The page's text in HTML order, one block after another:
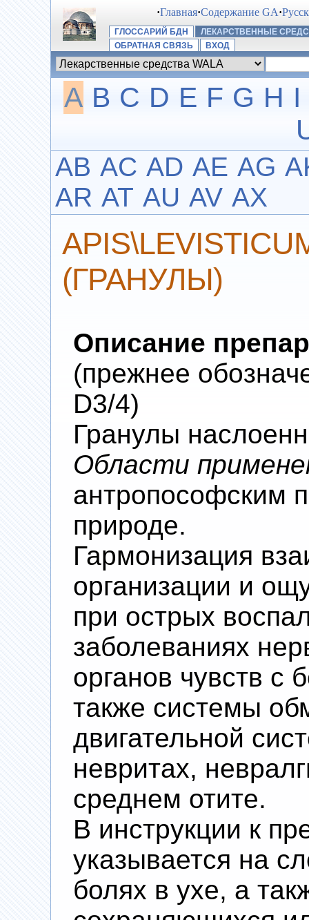
·Главная·Содержание GA·
ГЛОССАРИЙ БДН
ЛЕКАРСТВЕННЫЕ
ОБРАТНАЯ СВЯЗЬ
ВХОД
A B C D E F G H I
AB AC AD AE AG
AR AT AU AV AX
(ГРАНУЛЫ)
Описание
(прежнее
D3/4)
Гранулы
Области
антропософским
природе.
Гармонизация
организации и
при острых
заболеваниях
органов чувств
также системы
двигательной
невритах,
среднем отите.
В инструкции к
указывается на
болях в ухе, а